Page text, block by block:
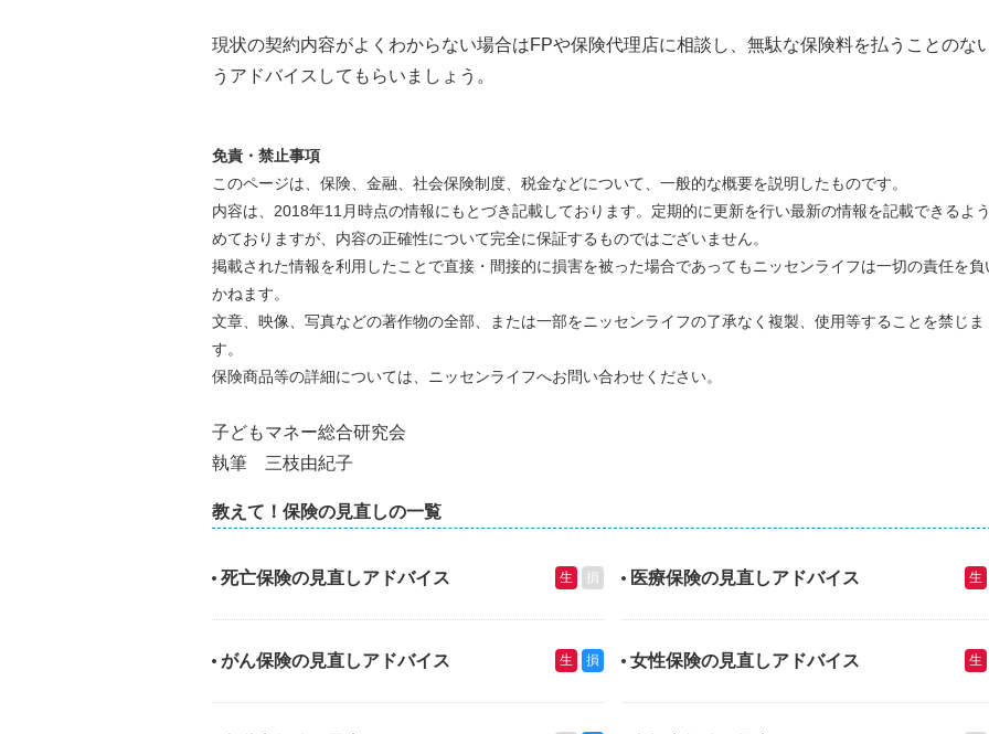
現状の契約内容がよくわからない場合はFPや保険代理店に相談し、無駄な保険料を払うことのな
うアドバイスしてもらいましょう。
免責・禁止事項
このページは、保険、金融、社会保険制度、税金などについて、一般的な概要を説明したものです。
内容は、2018年11月時点の情報にもとづき記載しております。定期的に更新を行い最新の情報を記載できるよ
めておりますが、内容の正確性について完全に保証するものではございません。
掲載された情報を利用したことで直接・間接的に損害を被った場合であってもニッセンライフは一切の責任を負
かねます。
文章、映像、写真などの著作物の全部、または一部をニッセンライフの了承なく複製、使用等することを禁じま
す。
保険商品等の詳細については、ニッセンライフへお問い合わせください。
子どもマネー総合研究会
執筆 三枝由紀子
教えて！保険の見直しの一覧
死亡保険の見直しアドバイス 生 損 医療保険の見直しアドバイス 生
がん保険の見直しアドバイス 生 損 女性保険の見直しアドバイス 生